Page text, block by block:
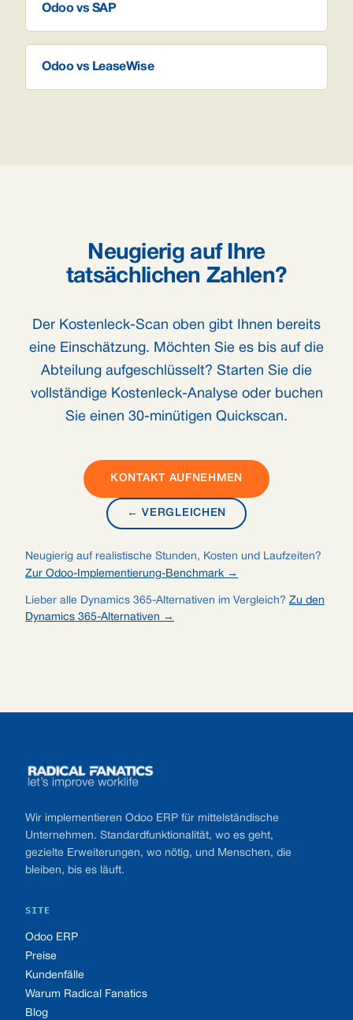
Odoo vs SAP
Odoo vs LeaseWise
Neugierig auf Ihre
tatsächlichen Zahlen?
Der Kostenleck-Scan oben gibt Ihnen bereits
eine Einschätzung. Möchten Sie es bis auf die
Abteilung aufgeschlüsselt? Starten Sie die
vollständige Kostenleck-Analyse oder buchen
Sie einen 30-minütigen Quickscan.
KONTAKT AUFNEHMEN
← VERGLEICHEN
Neugierig auf realistische Stunden, Kosten und Laufzeiten?
Zur Odoo-Implementierung-Benchmark →
Lieber alle Dynamics 365-Alternativen im Vergleich? Zu den
Dynamics 365-Alternativen →
Wir implementieren Odoo ERP für mittelständische
Unternehmen. Standardfunktionalität, wo es geht,
gezielte Erweiterungen, wo nötig, und Menschen, die
bleiben, bis es läuft.
SITE
Odoo ERP
Preise
Kundenfälle
Warum Radical Fanatics
Blog